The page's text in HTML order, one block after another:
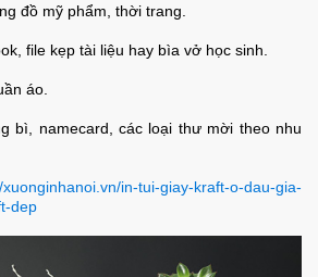
đồ mỹ phẩm, thời trang.
file kẹp tài liệu hay bìa vở học sinh.
áo.
bì, namecard, các loại thư mời theo nhu
xuonginhanoi.vn/in-tui-giay-kraft-o-dau-gia-
dep